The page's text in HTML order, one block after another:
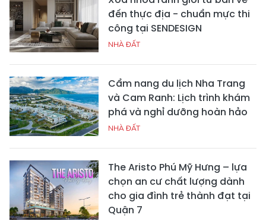
đến thực địa - chuẩn mực thi
công tại SENDESIGN
NHÀ ĐẤT
Cẩm nang du lịch Nha Trang
và Cam Ranh: Lịch trình khám
phá và nghỉ dưỡng hoàn hảo
NHÀ ĐẤT
The Aristo Phú Mỹ Hưng – lựa
chọn an cư chất lượng dành
cho gia đình trẻ thành đạt tại
Quận 7